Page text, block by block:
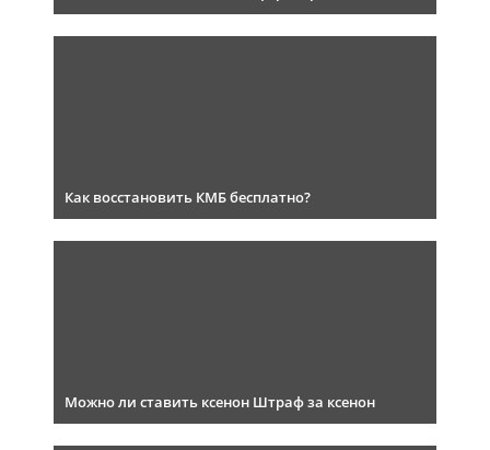
Как восстановить КМБ бесплатно?
Можно ли ставить ксенон Штраф за ксенон